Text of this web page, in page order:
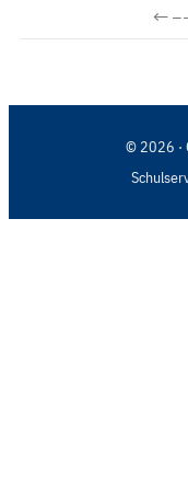
←
© 2026 ·